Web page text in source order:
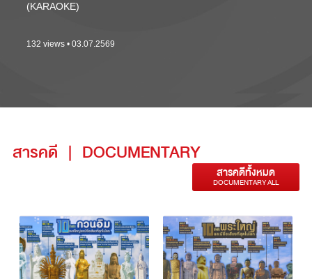
(KARAOKE)
132 views • 03.07.2569
สารคดี | DOCUMENTARY
สารคดีทั้งหมด
DOCUMENTARY ALL